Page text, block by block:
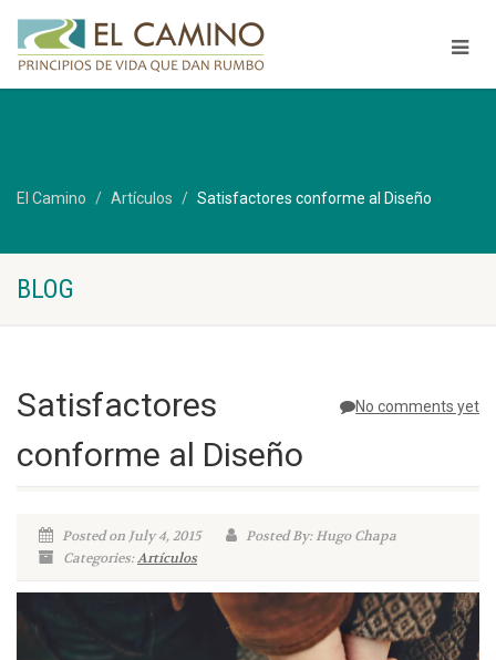
El Camino Artículos Satisfactores conforme al Diseño
BLOG
No comments yet
Satisfactores
conforme al Diseño
Posted on July 4, 2015
Posted By: Hugo Chapa
Categories:Artículos